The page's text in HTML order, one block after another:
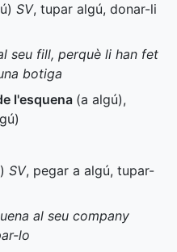
SV, tupar algú, donar-li
seu fill, perquè li han fet
botiga
l'esquena (a algú),
SV, pegar a algú, tupar-
al seu company
lo